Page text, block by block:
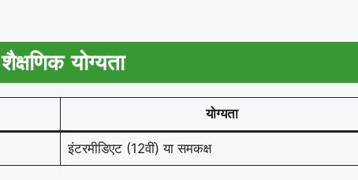
शैक्षणिक योग्यता
योग्यता
इंटरमीडिएट (12वीं) या समकक्ष